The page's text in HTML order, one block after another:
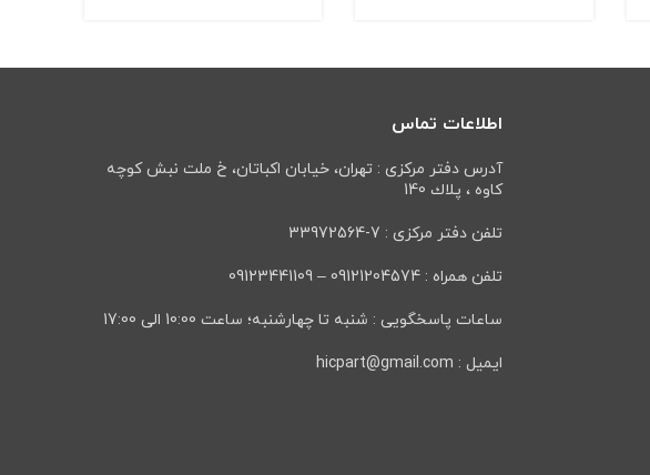
اطلاعات تماس
آدرس دفتر مرکزی : تهران، خيابان اكباتان، خ ملت نبش كوچه
كاوه ، پلاك 140
تلفن دفتر مرکزی : 7-33972564
تلفن همراه : 09121204574 – 09123441109
ساعات پاسخگویی : شنبه تا چهارشنبه؛ ساعت 10:00 الی 17:00
ایمیل : hicpart@gmail.com